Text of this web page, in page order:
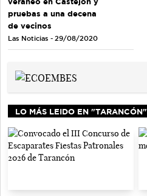
pruebas a una decena
de vecinos
Las Noticias - 29/08/2020
LO MÁS LEIDO EN "TARANCÓN"